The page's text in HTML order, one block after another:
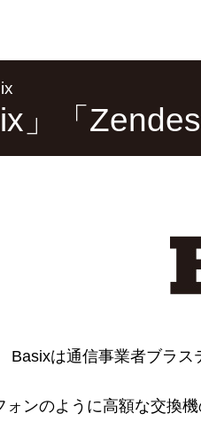
」「
Basixは通信事業者ブラ
ォンのように高額な交換